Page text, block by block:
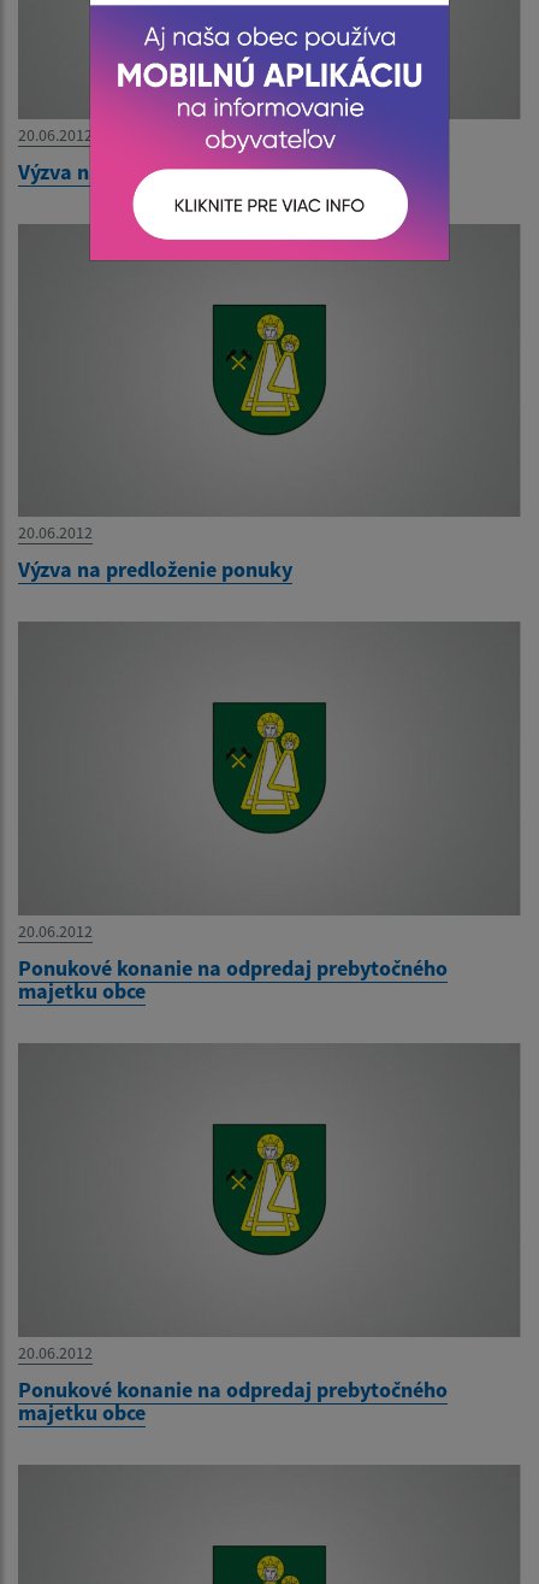
20.06.2012
Výzva na predloženie ponuky
20.06.2012
Výzva na predloženie ponuky
20.06.2012
Ponukové konanie na odpredaj prebytočného
majetku obce
20.06.2012
Ponukové konanie na odpredaj prebytočného
majetku obce